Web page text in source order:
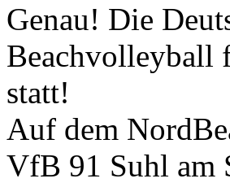
Genau! Die
Beachvolleyball
statt!
Auf dem
VfB 91 Suhl am